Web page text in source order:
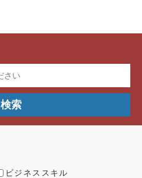
検索
ビジネススキル